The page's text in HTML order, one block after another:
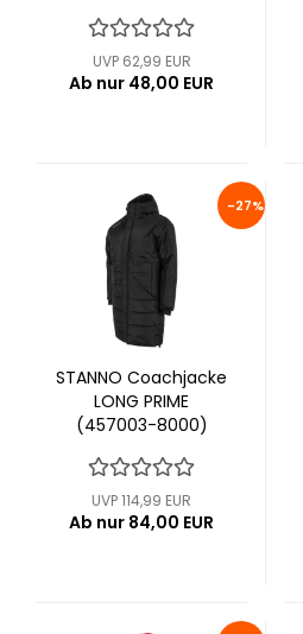
UVP 62,99 EUR
Ab nur 48,00 EUR
-27%
STANNO Coachjacke
LONG PRIME
(457003-8000)
UVP 114,99 EUR
Ab nur 84,00 EUR